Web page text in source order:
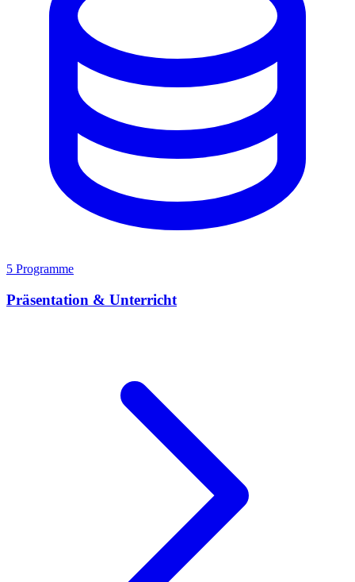
5 Programme
Präsentation & Unterricht